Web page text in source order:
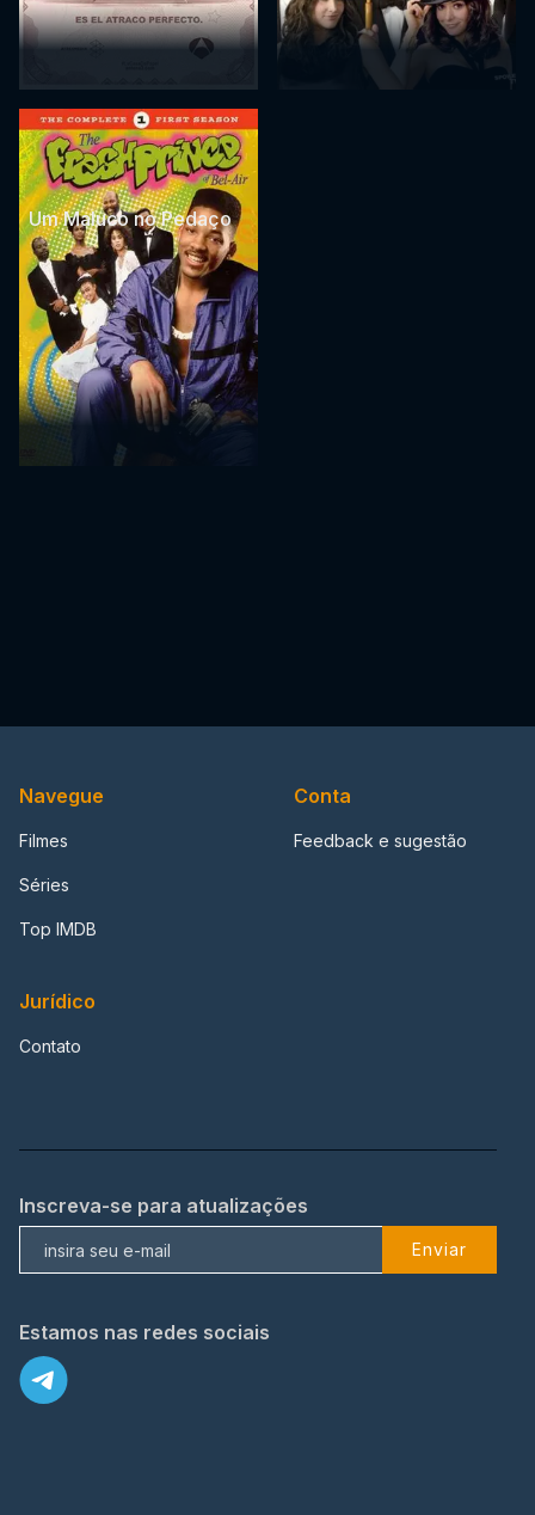
Um Maluco no Pedaço
Navegue
Filmes
Séries
Top IMDB
Conta
Feedback e sugestão
Jurídico
Contato
Inscreva-se para atualizações
Enviar
Estamos nas redes sociais